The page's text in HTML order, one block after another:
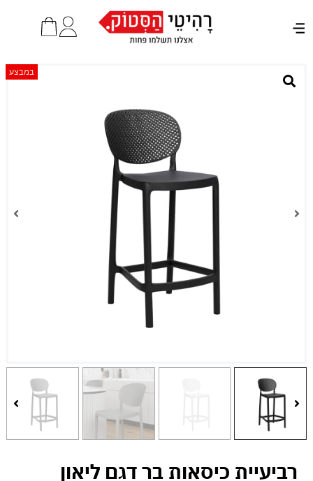
רביעיית כיסאות בר דגם ליאון
במבצע